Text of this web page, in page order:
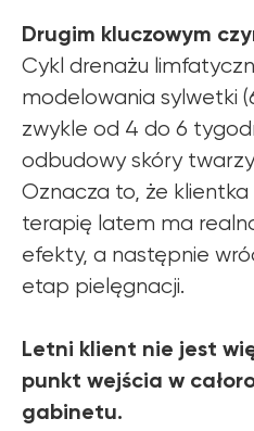
Drugim kluczowym
Cykl drenażu
modelowania sylwetki
zwykle od 4 do 6
odbudowy skóry
Oznacza to, że
terapię latem ma
efekty, a następnie
etap pielęgnacji.
Letni klient nie jest
punkt wejścia w
gabinetu.